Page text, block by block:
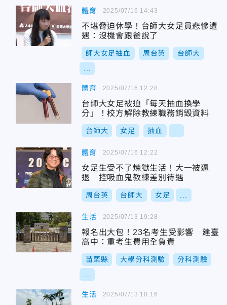
體育
不堪脅迫休學！台師大女足員悲慘遭
遇：沒機會跟爸說了
師大女足抽血 周台英 台師大
2025/07/16 14:43
體育
台師大女足被迫「每天抽血換學
分」！校方解除教練職務銷毀資料
台師大 女足 抽血
2025/07/16 12:28
體育
女足生受不了煉獄生活！大一被逼
退 控吸血鬼教練差別待遇
周台英 台師大 女足
2025/07/16 12:22
生活
報名出大包！23名考生受影響 建臺
高中：重考生費用全負責
苗栗縣 大學分科測驗 分科測驗
2025/07/13 19:28
生活 2025/07/13 10:16